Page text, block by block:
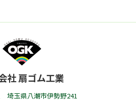
社 扇ゴム工業
埼玉県八潮市伊勢野241